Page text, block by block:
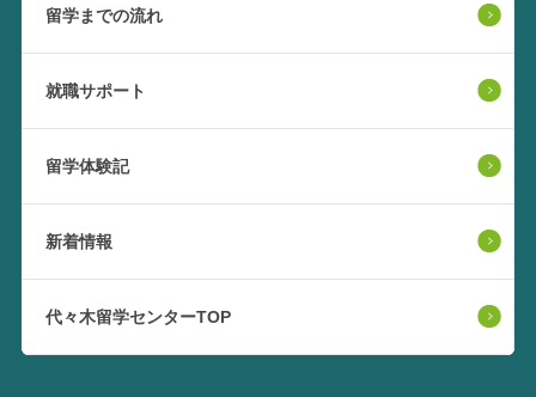
留学までの流れ
就職サポート
留学体験記
新着情報
代々木留学センターTOP